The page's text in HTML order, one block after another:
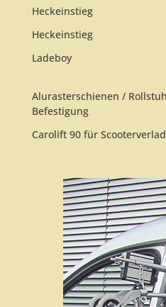
Heckeinstieg
Heckeinstieg
Ladeboy
Alurasterschienen /
Befestigung
Carolift 90 für